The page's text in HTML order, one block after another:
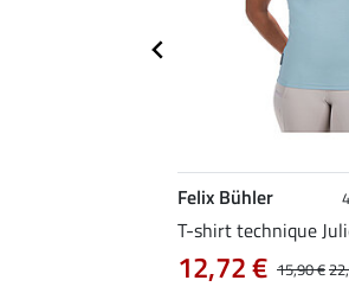
Felix Bühler
T-shirt technique
15,90 €
12,72 €